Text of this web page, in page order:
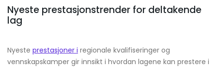
Nyeste prestasjonstrender for deltakende
lag
Nyeste prestasjoner i regionale kvalifiseringer og
vennskapskamper gir innsikt i hvordan lagene kan prestere i